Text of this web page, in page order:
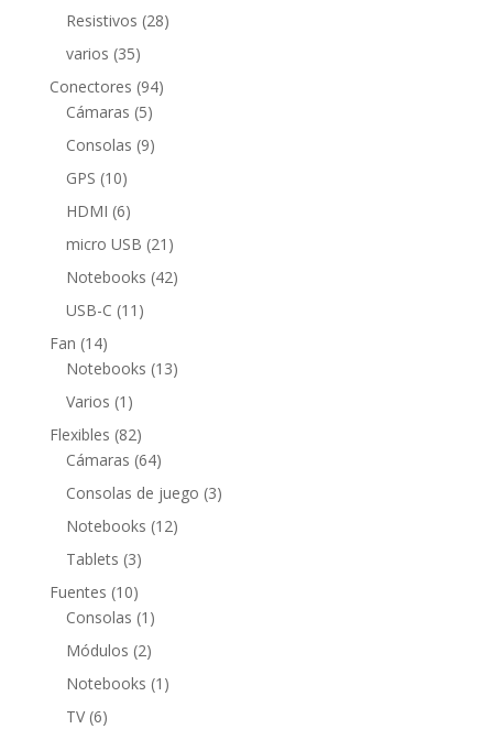
producto
Resistivos 2828
varios 3535
productos
Conectores 9494
Cámaras 55
productos
Consolas 99
GPS 1010
productos
HDMI 66
productos
micro USB 21 21
productos
Notebooks 4242
USB-C 11 11
Fan 1414
productos
Notebooks 1313
Varios 1 1
producto
Flexibles 8282
productos
Cámaras 6464
productos
Consolas de juego 33
Notebooks 1212
Tablets 33
productos
Fuentes 1010
productos
Consolas 1 1
producto
Módulos 22
productos
Notebooks 1 1
TV 66